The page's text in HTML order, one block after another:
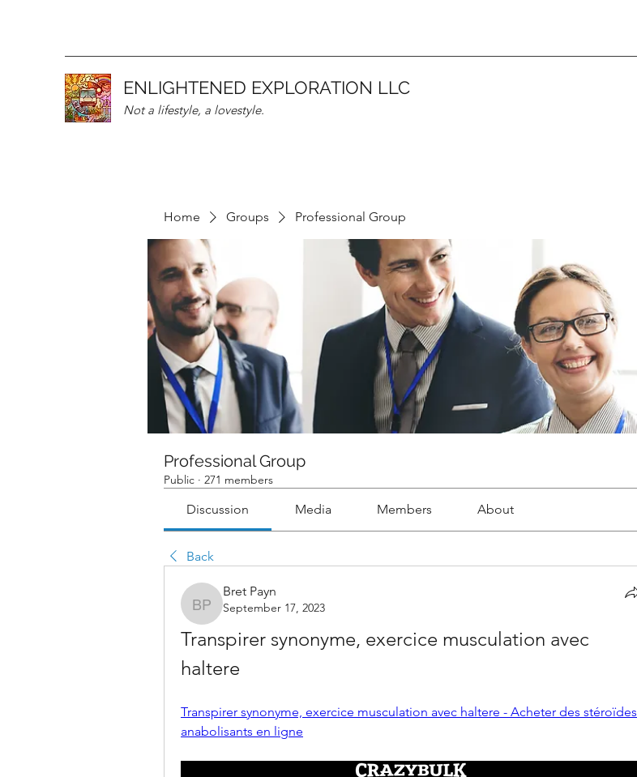
ENLIGHTENED EXPLORATION LLC
Not a lifestyle, a lovestyle.
Home Groups Professional Group
Professional Group
Public · 271 members
Discussion Media Members About
Back
Bret Payn
Bret Payn
September 17, 2023
Transpirer synonyme, exercice musculation avec
haltere
Transpirer synonyme, exercice musculation avec haltere - Acheter des stéroïdes
anabolisants en ligne